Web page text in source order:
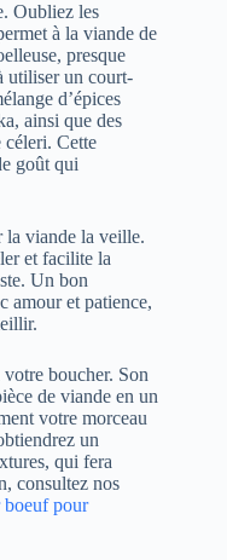
Oubliez les
à la viande de
presque
utiliser un court-
d’épices
ainsi que des
céleri. Cette
goût qui
la viande la veille.
et facilite la
Un bon
amour et patience,
boucher. Son
de viande en un
votre morceau
un
qui fera
consultez nos
pour